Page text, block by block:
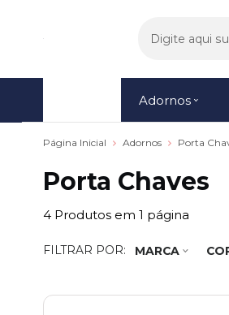
Adornos
Página Inicial Adornos Porta
Porta Chaves
4 Produtos em 1 página
FILTRAR POR: MARCA